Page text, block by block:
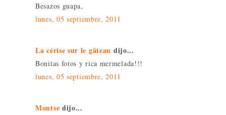
Besazos guapa,
lunes, 05 septiembre, 2011
La cérise sur le gâteau dijo...
Bonitas fotos y rica mermelada!!!
lunes, 05 septiembre, 2011
Montse dijo...